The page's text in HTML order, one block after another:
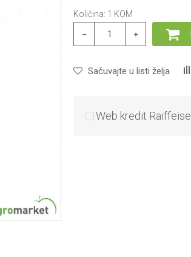
Količina: 1 KOM
Sačuvajte u listi želja
Web kredit